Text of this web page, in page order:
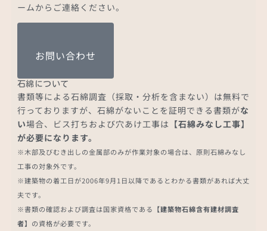
ームからご連絡ください。
お問い合わせ
石綿について
書類等による石綿調査（採取・分析を含まない）は無料で
行っておりますが、石綿がないことを証明できる書類がな
い場合、ビス打ちおよび穴あけ工事は 【石綿みなし工事】
が必要になります。
※木部及びむき出しの金属部のみが作業対象の場合は、原則石綿みなし
工事の対象外です。
※建築物の着工日が2006年9月1日以降であるとわかる書類があれば大丈
夫です。
※書類の確認および調査は国家資格である 【建築物石綿含有建材調査
者】 の資格が必要です。